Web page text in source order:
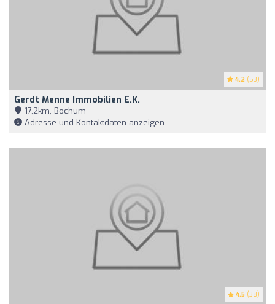
4.2 (53)
Gerdt Menne Immobilien E.K.
17,2km, Bochum
Adresse und Kontaktdaten anzeigen
4.5 (38)